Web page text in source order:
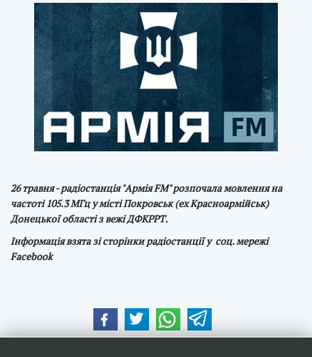
26 травня - радіостанція "Армія FM" розпочала мовлення на
частоті 105.3 МГц у місті Покровськ (ex Красноармійськ)
Донецької областіз вежі ДФКРРТ.
Інформація взята зі сторінки радіостанції у соц. мережі
Facebook